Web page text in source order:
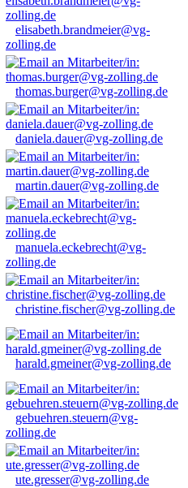
elisabeth.brandmeier@vg-
zolling.de
thomas.burger@vg-zolling.de
daniela.dauer@vg-zolling.de
martin.dauer@vg-zolling.de
manuela.eckebrecht@vg-
zolling.de
christine.fischer@vg-zolling.de
harald.gmeiner@vg-zolling.de
gebuehren.steuern@vg-
zolling.de
ute.gresser@vg-zolling.de